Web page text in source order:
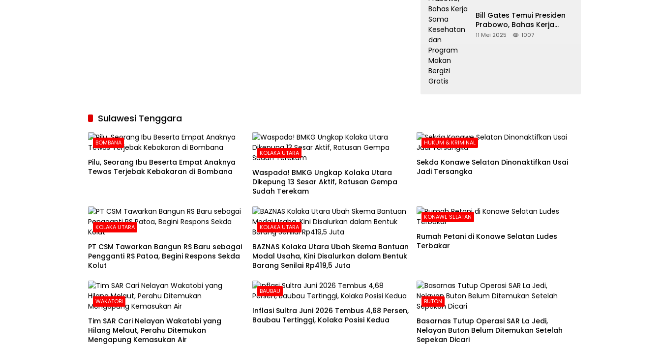
Bill Gates Temui Presiden
Prabowo, Bahas Kerja
Sama Kesehatan dan
11 Mei 2025 1007
Sulawesi Tenggara
BOMBANA
Pilu, Seorang Ibu Beserta Empat Anaknya
Tewas Terjebak Kebakaran di Bombana
KOLAKA UTARA
Waspada! BMKG Ungkap Kolaka Utara
Dikepung 13 Sesar Aktif, Ratusan Gempa
Sudah Terekam
HUKUM & KRIMINAL
Sekda Konawe Selatan Dinonaktifkan Usai
Jadi Tersangka
KOLAKA UTARA
PT CSM Tawarkan Bangun RS Baru sebagai
Pengganti RS Patoa, Begini Respons Sekda
Kolut
KOLAKA UTARA
BAZNAS Kolaka Utara Ubah Skema Bantuan
Modal Usaha, Kini Disalurkan dalam Bentuk
Barang Senilai Rp419,5 Juta
KONAWE SELATAN
Rumah Petani di Konawe Selatan Ludes
Terbakar
WAKATOBI
Tim SAR Cari Nelayan Wakatobi yang
Hilang Melaut, Perahu Ditemukan
Mengapung Kemasukan Air
BAUBAU
Inflasi Sultra Juni 2026 Tembus 4,68 Persen,
Baubau Tertinggi, Kolaka Posisi Kedua
BUTON
Basarnas Tutup Operasi SAR La Jedi,
Nelayan Buton Belum Ditemukan Setelah
Sepekan Dicari